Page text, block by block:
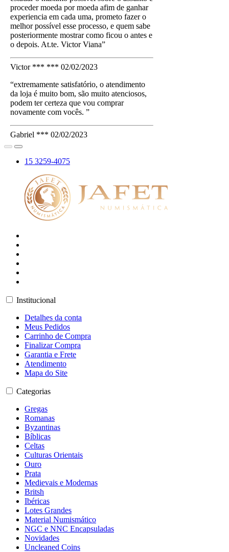
proceder moeda por moeda afim de ganhar
experiencia em cada uma, prometo fazer o
melhor possível esse processo, e quem sabe
posteriormente mostrar como ficou o antes e
o depois. At.te. Victor Viana”
Victor *** *** 02/02/2023
“extremamente satisfatório, o atendimento
da loja é muito bom, são muito atenciosos,
podem ter certeza que vou comprar
novamente com vocês. ”
Gabriel *** 02/02/2023
15 3259-4075
Institucional
Detalhes da conta
Meus Pedidos
Carrinho de Compra
Finalizar Compra
Garantia e Frete
Atendimento
Mapa do Site
Categorias
Gregas
Romanas
Byzantinas
Bíblicas
Celtas
Culturas Orientais
Ouro
Prata
Medievais e Modernas
Britsh
Ibéricas
Lotes Grandes
Material Numismático
NGC e NNC Encapsuladas
Novidades
Uncleaned Coins